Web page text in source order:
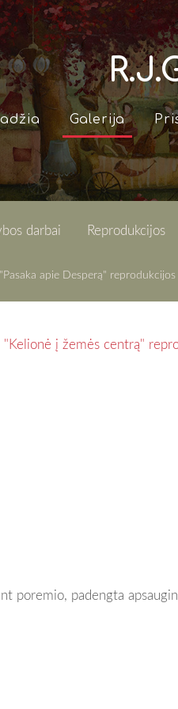
Galerija
darbai Reprodukcijos
"Pasaka apie Desperą" reprodukcijos
"Kelionė į žemės centrą"
poremio, padengta